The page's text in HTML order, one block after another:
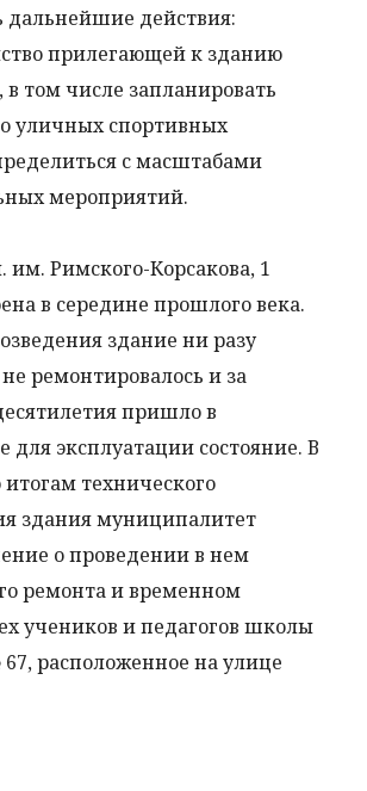
дальнейшие действия:
прилегающей к зданию
в том числе запланировать
уличных спортивных
с масштабами
мероприятий.
им. Римского-Корсакова, 1
в середине прошлого века.
здание ни разу
ремонтировалось и за
пришло в
для эксплуатации состояние. В
итогам технического
здания муниципалитет
о проведении в нем
ремонта и временном
учеников и педагогов школы
расположенное на улице